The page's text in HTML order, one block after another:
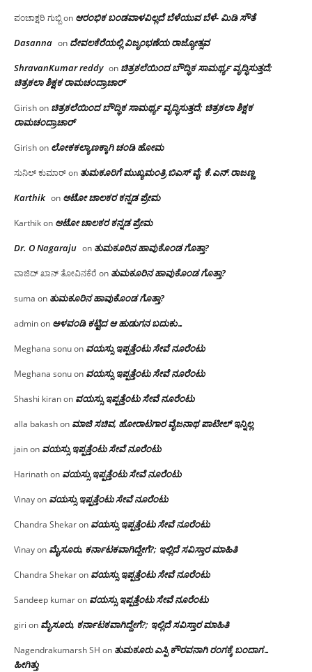
ಪಂಚಾಕ್ಷರಿ ಗುಬ್ಬಿon ಆರಂಭಿಕ ಬಂಡವಾಳವಿಲ್ಲದೆ ಬೆಳೆಯುವ ಬೆಳೆ- ಮಿಡಿ ಸೌತೆ
Dasanna on ದೇವಲಕೆರೆಯಲ್ಲಿ ವಿಜೃಂಭಣೆಯ ರಾಜ್ಯೋತ್ಸವ
ShravanKumar reddy on ಚಿತ್ರಕಲೆಯಿಂದ ಬೌದ್ಧಿಕ ಸಾಮರ್ಥ್ಯ ವೃದ್ಧಿಸುತ್ತದೆ;
ಚಿತ್ರಕಲಾ ಶಿಕ್ಷಕ ರಾಮಚಂದ್ರಾಚಾರ್
Girishon ಚಿತ್ರಕಲೆಯಿಂದ ಬೌದ್ಧಿಕ ಸಾಮರ್ಥ್ಯ ವೃದ್ಧಿಸುತ್ತದೆ; ಚಿತ್ರಕಲಾ ಶಿಕ್ಷಕ
ರಾಮಚಂದ್ರಾಚಾರ್
Girishon ಲೋಕಕಲ್ಯಾಣಕ್ಕಾಗಿ ಚಂಡಿ ಹೋಮ
ಸುನಿಲ್ ಕುಮಾರ್on ತುಮಕೂರಿಗೆ ಮುಖ್ಯಮಂತ್ರಿ ಬಿಎಸ್ ವೈ: ಕೆ.ಎನ್.ರಾಜಣ್ಣ
Karthik on ಆಟೋ ಚಾಲಕರ ಕನ್ನಡ ಪ್ರೇಮ
Karthikon ಆಟೋ ಚಾಲಕರ ಕನ್ನಡ ಪ್ರೇಮ
Dr. O Nagaraju on ತುಮಕೂರಿನ ಹಾವುಕೊಂಡ ಗೊತ್ತಾ?
ವಾಜಿದ್ ಖಾನ್ ತೋವಿನಕೆರೆ on ತುಮಕೂರಿನ ಹಾವುಕೊಂಡ ಗೊತ್ತಾ?
suma on ತುಮಕೂರಿನ ಹಾವುಕೊಂಡ ಗೊತ್ತಾ?
adminon ಅಳವಂಡಿ ಕಟ್ಟಿದ ಆ ಹುಡುಗನ ಬದುಕು…
Meghana sonuon ವಯಸ್ಸು ಇಪ್ಪತ್ತೆಂಟು ಸೇವೆ ನೂರೆಂಟು
Meghana sonuon ವಯಸ್ಸು ಇಪ್ಪತ್ತೆಂಟು ಸೇವೆ ನೂರೆಂಟು
Shashi kiranon ವಯಸ್ಸು ಇಪ್ಪತ್ತೆಂಟು ಸೇವೆ ನೂರೆಂಟು
alla bakashon ಮಾಜಿ ಸಚಿವ, ಹೋರಾಟಗಾರ ವೈಜನಾಥ ಪಾಟೀಲ್ ಇನ್ನಿಲ್ಲ
jainon ವಯಸ್ಸು ಇಪ್ಪತ್ತೆಂಟು ಸೇವೆ ನೂರೆಂಟು
Harinathon ವಯಸ್ಸು ಇಪ್ಪತ್ತೆಂಟು ಸೇವೆ ನೂರೆಂಟು
Vinayon ವಯಸ್ಸು ಇಪ್ಪತ್ತೆಂಟು ಸೇವೆ ನೂರೆಂಟು
Chandra Shekaron ವಯಸ್ಸು ಇಪ್ಪತ್ತೆಂಟು ಸೇವೆ ನೂರೆಂಟು
Vinayon ಮೈಸೂರು, ಕರ್ನಾಟಕವಾಗಿದ್ದೇಗೆ?; ಇಲ್ಲಿದೆ ಸವಿಸ್ತಾರ ಮಾಹಿತಿ
Chandra Shekaron ವಯಸ್ಸು ಇಪ್ಪತ್ತೆಂಟು ಸೇವೆ ನೂರೆಂಟು
Sandeep kumaron ವಯಸ್ಸು ಇಪ್ಪತ್ತೆಂಟು ಸೇವೆ ನೂರೆಂಟು
giri on ಮೈಸೂರು, ಕರ್ನಾಟಕವಾಗಿದ್ದೇಗೆ?; ಇಲ್ಲಿದೆ ಸವಿಸ್ತಾರ ಮಾಹಿತಿ
Nagendrakumarsh SH on ತುಮಕೂರು ಎಸ್ಪಿ ಕೌರವನಾಗಿ ರಂಗಕ್ಕೆ ಬಂದಾಗ…
ಹೀಗಿತ್ತು